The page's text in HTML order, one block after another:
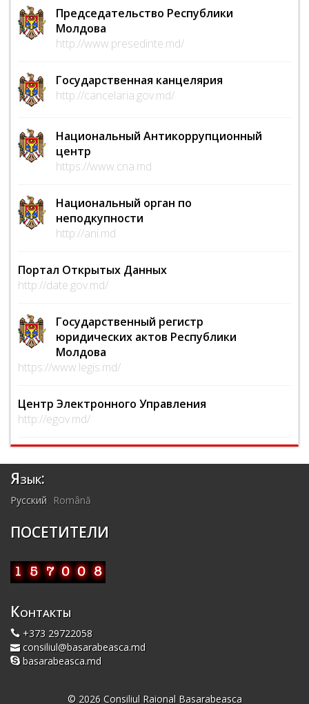
Председательство Республики
Молдова
http://www.presedinte.md/
Государственная канцелярия
http://cancelaria.gov.md/
Национальный Антикоррупционный
центр
https://www.cna.md
Национальный орган по
неподкупности
http://ani.md
Портал Открытых Данных
http://date.gov.md/
Государственный регистр
юридических актов Республики
Молдова
https://www.legis.md/
Центр Электронного Управления
http://egov.md/
Язык:
Русский Română
ПОСЕТИТЕЛИ
Контакты
+373 29722058
consiliul@basarabeasca.md
basarabeasca.md
© 2026 Consiliul Raional Basarabeasca